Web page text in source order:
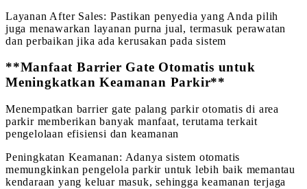
Layanan After Sales: Pastikan penyedia yang Anda pilih
juga menawarkan layanan purna jual, termasuk perawatan
dan perbaikan jika ada kerusakan pada sistem
**Manfaat Barrier Gate Otomatis untuk
Meningkatkan Keamanan Parkir**
Menempatkan barrier gate palang parkir otomatis di area
parkir memberikan banyak manfaat, terutama terkait
pengelolaan efisiensi dan keamanan
Peningkatan Keamanan: Adanya sistem otomatis
memungkinkan pengelola parkir untuk lebih baik memantau
kendaraan yang keluar masuk, sehingga keamanan terjaga